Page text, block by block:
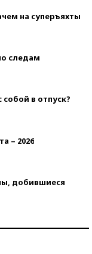
на суперъяхты
следам
в отпуск?
– 2026
добившиеся